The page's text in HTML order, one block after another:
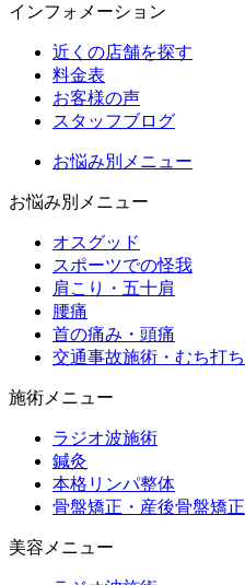
インフォメーション
近くの店舗を探す
料金表
お客様の声
スタッフブログ
お悩み別メニュー
お悩み別メニュー
オスグッド
スポーツでの怪我
肩こり・五十肩
腰痛
首の痛み・頭痛
交通事故施術・むち打ち
施術メニュー
ラジオ波施術
鍼灸
本格リンパ整体
骨盤矯正・産後骨盤矯正
美容メニュー